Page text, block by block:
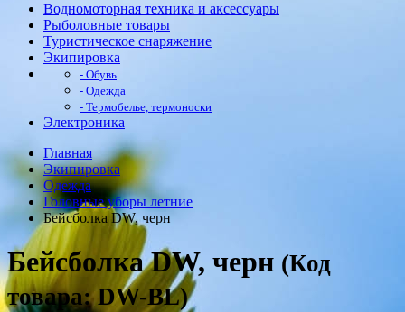
Водномоторная техника и аксессуары
Рыболовные товары
Туристическое снаряжение
Экипировка
- Обувь
- Одежда
- Термобелье, термоноски
Электроника
Главная
Экипировка
Одежда
Головные уборы летние
Бейсболка DW, черн
Бейсболка DW, черн (Код
товара: DW-BL)